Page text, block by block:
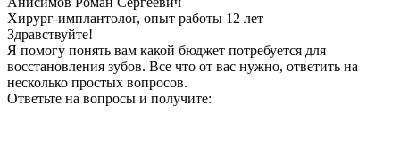
Хирург-имплантолог, опыт работы 12 лет
Здравствуйте!
Я помогу понять вам какой бюджет потребуется для
восстановления зубов. Все что от вас нужно, ответить на
несколько простых вопросов.
Ответьте на вопросы и получите: